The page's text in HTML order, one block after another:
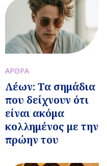
ΑΡΘΡΑ
Λέων: Τα σημάδια
που δείχνουν ότι
είναι ακόμα
κολλημένος με την
πρώην του